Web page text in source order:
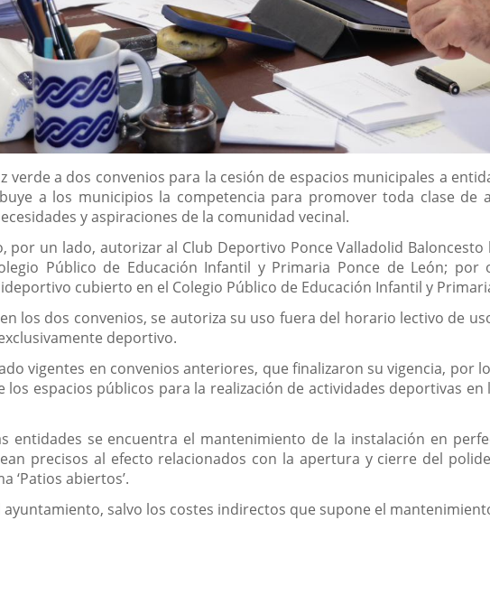
verde a dos convenios para la cesión de espacios municipales a
a los municipios la competencia para promover toda clase de
y aspiraciones de la comunidad vecinal.
por un lado, autorizar al Club Deportivo Ponce Valladolid
Público de Educación Infantil y Primaria Ponce de León;
cubierto en el Colegio Público de Educación Infantil y Primaria
los dos convenios, se autoriza su uso fuera del horario lectivo de
deportivo.
vigentes en convenios anteriores, que finalizaron su vigencia, por
espacios públicos para la realización de actividades deportivas
entidades se encuentra el mantenimiento de la instalación en
precisos al efecto relacionados con la apertura y cierre del
‘Patios abiertos’.
salvo los costes indirectos que supone el